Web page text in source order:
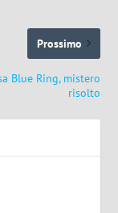
Prossimo
Blue Ring, mistero
risolto